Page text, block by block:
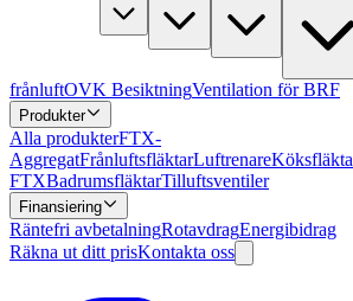
frånluftOVK BesiktningVentilation för BRF
Produkter
Alla produkterFTX-
AggregatFrånluftsfläktarLuftrenare
FTXBadrumsfläktarTilluftsventiler
Finansiering
Räntefri avbetalningRotavdragEnergibidrag
Räkna ut ditt prisKontakta oss